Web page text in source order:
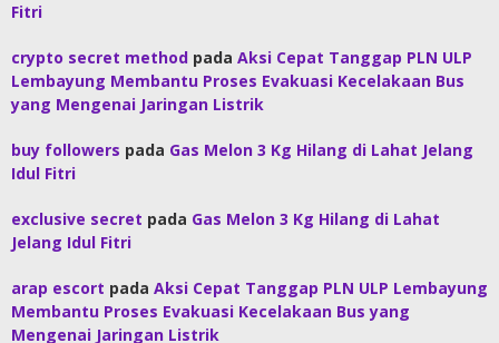
Fitri
crypto secret method pada Aksi Cepat Tanggap PLN ULP
Lembayung Membantu Proses Evakuasi Kecelakaan Bus
yang Mengenai Jaringan Listrik
buy followers pada Gas Melon 3 Kg Hilang di Lahat Jelang
Idul Fitri
exclusive secret pada Gas Melon 3 Kg Hilang di Lahat
Jelang Idul Fitri
arap escort pada Aksi Cepat Tanggap PLN ULP Lembayung
Membantu Proses Evakuasi Kecelakaan Bus yang
Mengenai Jaringan Listrik